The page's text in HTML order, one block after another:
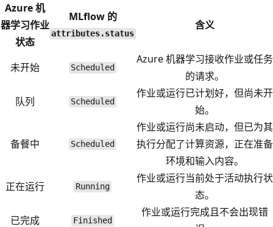
Azure 机
器学习作业
状态
MLflow 的
attributes.status
含义
未开始 Scheduled
Azure 机器学习接收作业或任务
的请求。
队列
Scheduled
作业或运行已计划好，但尚未开
始。
备餐中 Scheduled
作业或运行尚未启动，但已为其
执行分配了计算资源，正在准备
环境和输入内容。
正在运行
Running
作业或运行当前处于活动执行状
态。
已完成
Finished
作业或运行完成且不会出现错